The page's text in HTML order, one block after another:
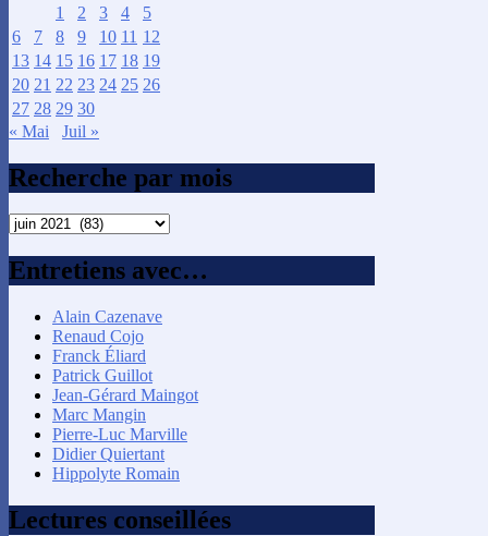
1
2 3 4
5
6
7 8 9 10 11 12
13 14 15 16 17 18 19
20 21 22 23 24 25 26
27 28 29 30
« Mai
Juil »
Recherche par mois
Recherche
mois
Entretiens avec…
Alain Cazenave
Renaud Cojo
Franck Éliard
Patrick Guillot
Jean-Gérard Maingot
Marc Mangin
Pierre-Luc Marville
Didier Quiertant
Hippolyte Romain
Lectures conseillées